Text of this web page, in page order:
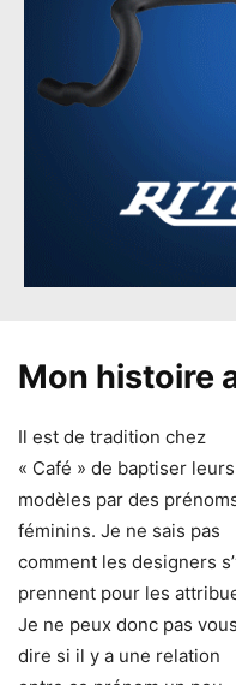
Mon histoire
Il est de tradition chez
« Café » de baptiser leurs
modèles par des
féminins. Je ne sais pas
comment les designers
prennent pour les
Je ne peux donc pas vous
dire si il y a une relation